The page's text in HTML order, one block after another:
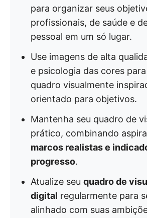
para organizar seus
profissionais, de saúde e
pessoal em um só lugar.
Use imagens de alta
e psicologia das cores
quadro visualmente
orientado para objetivos.
Mantenha seu quadro de
prático, combinando
marcos realistas e
progresso.
Atualize seu quadro de
digital regularmente para
alinhado com suas